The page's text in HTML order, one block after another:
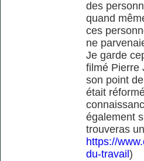
des
quand
ces
ne
Je garde
filmé Pierre
son point
était
également
trouveras
https://
du-travail )